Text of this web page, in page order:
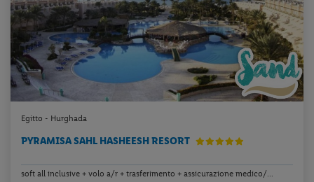
Egitto - Hurghada
PYRAMISA SAHL HASHEESH RESORT
soft all inclusive + volo a/r + trasferimento + assicurazione medico/...